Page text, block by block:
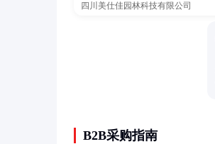
四川美仕佳园林科技有限公司
B2B采购指南